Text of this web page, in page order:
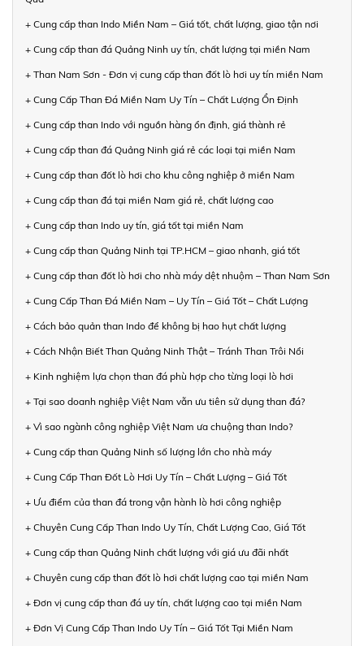
+ Cung cấp than Indo Miền Nam – Giá tốt, chất lượng, giao tận nơi
+ Cung cấp than đá Quảng Ninh uy tín, chất lượng tại miền Nam
+ Than Nam Sơn - Đơn vị cung cấp than đốt lò hơi uy tín miền Nam
+ Cung Cấp Than Đá Miền Nam Uy Tín – Chất Lượng Ổn Định
+ Cung cấp than Indo với nguồn hàng ổn định, giá thành rẻ
+ Cung cấp than đá Quảng Ninh giá rẻ các loại tại miền Nam
+ Cung cấp than đốt lò hơi cho khu công nghiệp ở miền Nam
+ Cung cấp than đá tại miền Nam giá rẻ, chất lượng cao
+ Cung cấp than Indo uy tín, giá tốt tại miền Nam
+ Cung cấp than Quảng Ninh tại TP.HCM – giao nhanh, giá tốt
+ Cung cấp than đốt lò hơi cho nhà máy dệt nhuộm – Than Nam Sơn
+ Cung Cấp Than Đá Miền Nam – Uy Tín – Giá Tốt – Chất Lượng
+ Cách bảo quản than Indo để không bị hao hụt chất lượng
+ Cách Nhận Biết Than Quảng Ninh Thật – Tránh Than Trôi Nổi
+ Kinh nghiệm lựa chọn than đá phù hợp cho từng loại lò hơi
+ Tại sao doanh nghiệp Việt Nam vẫn ưu tiên sử dụng than đá?
+ Vì sao ngành công nghiệp Việt Nam ưa chuộng than Indo?
+ Cung cấp than Quảng Ninh số lượng lớn cho nhà máy
+ Cung Cấp Than Đốt Lò Hơi Uy Tín – Chất Lượng – Giá Tốt
+ Ưu điểm của than đá trong vận hành lò hơi công nghiệp
+ Chuyên Cung Cấp Than Indo Uy Tín, Chất Lượng Cao, Giá Tốt
+ Cung cấp than Quảng Ninh chất lượng với giá ưu đãi nhất
+ Chuyên cung cấp than đốt lò hơi chất lượng cao tại miền Nam
+ Đơn vị cung cấp than đá uy tín, chất lượng cao tại miền Nam
+ Đơn Vị Cung Cấp Than Indo Uy Tín – Giá Tốt Tại Miền Nam